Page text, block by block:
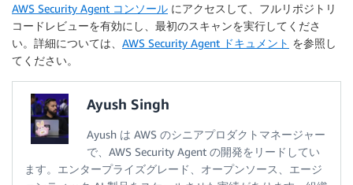
AWS Security Agent コンソール にアクセスして、フルリポジトリ
コードレビューを有効にし、最初のスキャンを実行してくださ
い。詳細については、 AWS Security Agent ドキュメント を参照し
てください。
Ayush Singh
Ayush は AWS のシニアプロダクトマネージャー
で、AWS Security Agent の開発をリードしてい
ます。エンタープライズグレード、オープンソース、エージ